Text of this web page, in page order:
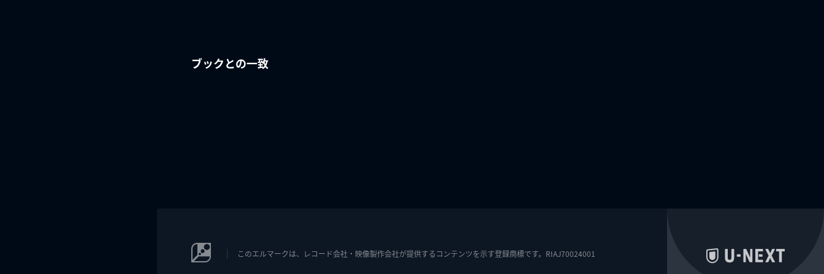
ブックとの一致
このエルマークは、レコード会社・映像製作会社が提供するコンテンツを示す登録商標です。RIAJ70024001